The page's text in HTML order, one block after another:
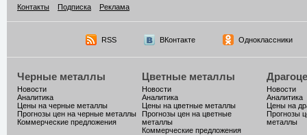
Контакты
Подписка Реклама
RSS ВКонтакте Одноклассники
Черные металлы
Новости
Аналитика
Цены на черные металлы
Прогнозы цен на черные металлы
Коммерческие предложения
Цветные металлы
Новости
Аналитика
Цены на цветные металлы
Прогнозы цен на цветные
металлы
Коммерческие предложения
Новости
Аналитика
Цены на
Прогнозы
металлы